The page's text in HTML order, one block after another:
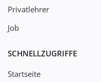
Privatlehrer
Job
SCHNELLZUGRIFFE
Startseite